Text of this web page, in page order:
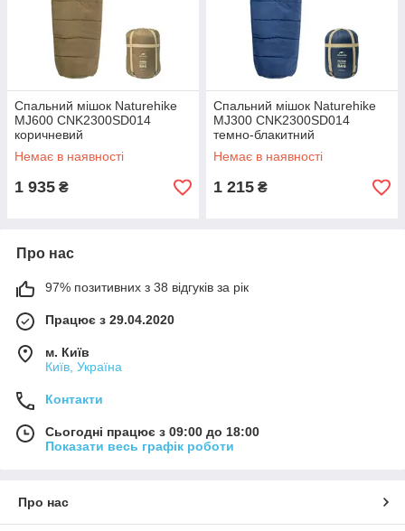
Спальний мішок Naturehike
MJ600 CNK2300SD014
коричневий
Немає в наявності
1 935 ₴
Спальний мішок Naturehike
MJ300 CNK2300SD014
темно-блакитний
Немає в наявності
1 215 ₴
Про нас
97% позитивних з 38 відгуків за рік
Працює з 29.04.2020
м. Київ
Київ, Україна
Контакти
Сьогодні працює з 09:00 до 18:00
Показати весь графік роботи
Про нас